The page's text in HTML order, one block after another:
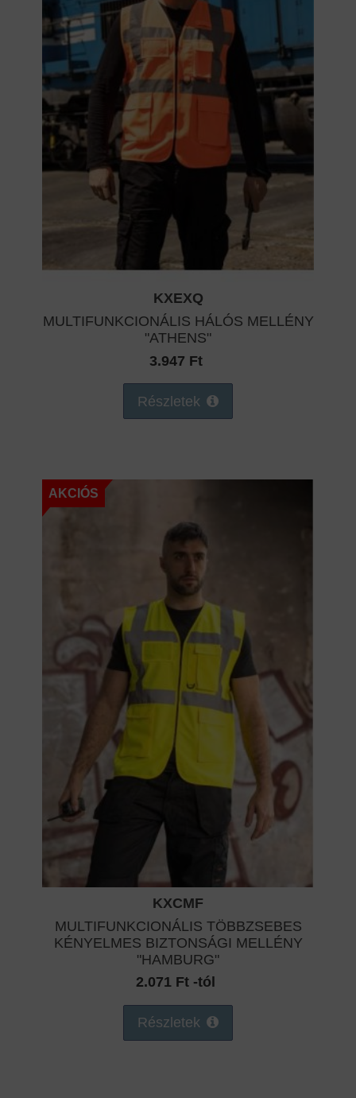
KXEXQ
MULTIFUNKCIONÁLIS HÁLÓS MELLÉNY
"ATHENS"
3.947 Ft
Részletek
AKCIÓS
KXCMF
MULTIFUNKCIONÁLIS TÖBBZSEBES
KÉNYELMES BIZTONSÁGI MELLÉNY
"HAMBURG"
2.071 Ft -tól
Részletek